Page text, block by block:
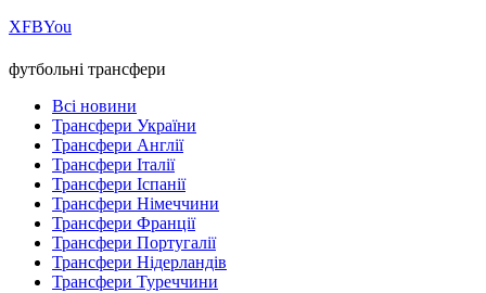
ХFBYou
футбольні трансфери
Всі новини
Трансфери України
Трансфери Англії
Трансфери Італії
Трансфери Іспанії
Трансфери Німеччини
Трансфери Франції
Трансфери Португалії
Трансфери Нідерландів
Трансфери Туреччини